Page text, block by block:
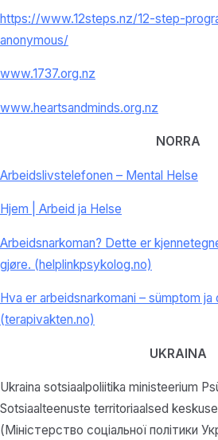
https://www.12steps.nz/12-step-
anonymous/
www.1737.org.nz
www.heartsandminds.org.nz
NORRA
Arbeidslivstelefonen – Mental Helse
Hjem | Arbeid ja Helse
Arbeidsnarkoman? Dette er
gjøre. (helplinkpsykolog.no)
Hva er arbeidsnarkomani – sümptom ja
(terapivakten.no)
UKRAINA
Ukraina sotsiaalpoliitika ministeerium
Sotsiaalteenuste territoriaalsed
(Міністерство соціальної політики